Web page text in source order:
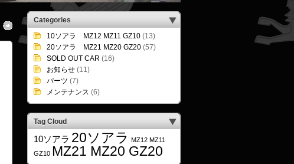
Categories
10ソアラ MZ12 MZ11 GZ10 (13)
20ソアラ MZ21 MZ20 GZ20 (57)
SOLD OUT CAR (16)
お知らせ (11)
パーツ (7)
メンテナンス (6)
Tag Cloud
10ソアラ 20ソアラ MZ12 MZ11
GZ10 MZ21 MZ20 GZ20